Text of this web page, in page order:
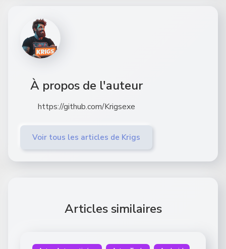
À propos de l'auteur
https://github.com/Krigsexe
Voir tous les articles de Krigs
Articles similaires